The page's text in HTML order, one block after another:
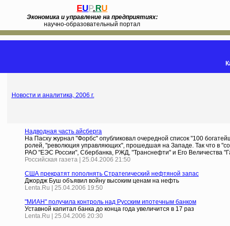
EUP.RU
Экономика и управление на предприятиях:
научно-образовательный портал
Новости и аналитика, 2006 г.
Надводная часть айсберга
На Пасху журнал "Форбс" опубликовал очередной список "100
ролей, "революция управляющих", прошедшая на Западе. Так что в
РАО "ЕЭС России", Сбербанка, РЖД, "Транснефти" и Его Величества
Российская газета | 25.04.2006 21:50
США прекратят пополнять Стратегический нефтяной запас
Джордж Буш объявил войну высоким ценам на нефть
Lenta.Ru | 25.04.2006 19:50
"МИАН" получила контроль над Русским ипотечным банком
Уставной капитал банка до конца года увеличится в 17 раз
Lenta.Ru | 25.04.2006 20:30